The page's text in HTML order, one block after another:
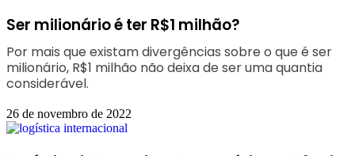
Ser milionário é ter R$1 milhão?
Por mais que existam divergências sobre o que é ser
milionário, R$1 milhão não deixa de ser uma quantia
considerável.
26 de novembro de 2022